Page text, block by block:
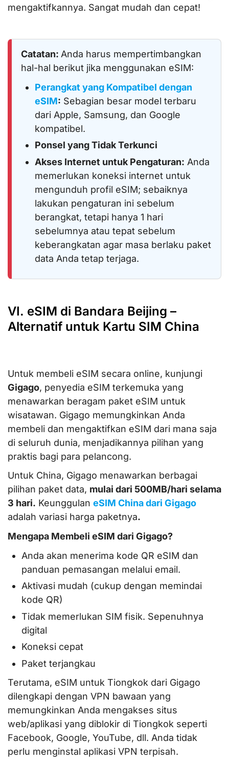
mengaktifkannya. Sangat mudah dan cepat!
Catatan: Anda harus mempertimbangkan
hal-hal berikut jika menggunakan eSIM:
Perangkat yang Kompatibel dengan
eSIM: Sebagian besar model terbaru
dari Apple, Samsung, dan Google
kompatibel.
Ponsel yang Tidak Terkunci
Akses Internet untuk Pengaturan: Anda
memerlukan koneksi internet untuk
mengunduh profil eSIM; sebaiknya
lakukan pengaturan ini sebelum
berangkat, tetapi hanya 1 hari
sebelumnya atau tepat sebelum
keberangkatan agar masa berlaku paket
data Anda tetap terjaga.
VI. eSIM di Bandara Beijing –
Alternatif untuk Kartu SIM China
Untuk membeli eSIM secara online, kunjungi
Gigago, penyedia eSIM terkemuka yang
menawarkan beragam paket eSIM untuk
wisatawan. Gigago memungkinkan Anda
membeli dan mengaktifkan eSIM dari mana saja
di seluruh dunia, menjadikannya pilihan yang
praktis bagi para pelancong.
Untuk China, Gigago menawarkan berbagai
pilihan paket data, mulai dari 500MB/hari selama
3 hari. Keunggulan eSIM China dari Gigago
adalah variasi harga paketnya.
Mengapa Membeli eSIM dari Gigago?
Anda akan menerima kode QR eSIM dan
panduan pemasangan melalui email.
Aktivasi mudah (cukup dengan memindai
kode QR)
Tidak memerlukan SIM fisik. Sepenuhnya
digital
Koneksi cepat
Paket terjangkau
Terutama, eSIM untuk Tiongkok dari Gigago
dilengkapi dengan VPN bawaan yang
memungkinkan Anda mengakses situs
web/aplikasi yang diblokir di Tiongkok seperti
Facebook, Google, YouTube, dll. Anda tidak
perlu menginstal aplikasi VPN terpisah.